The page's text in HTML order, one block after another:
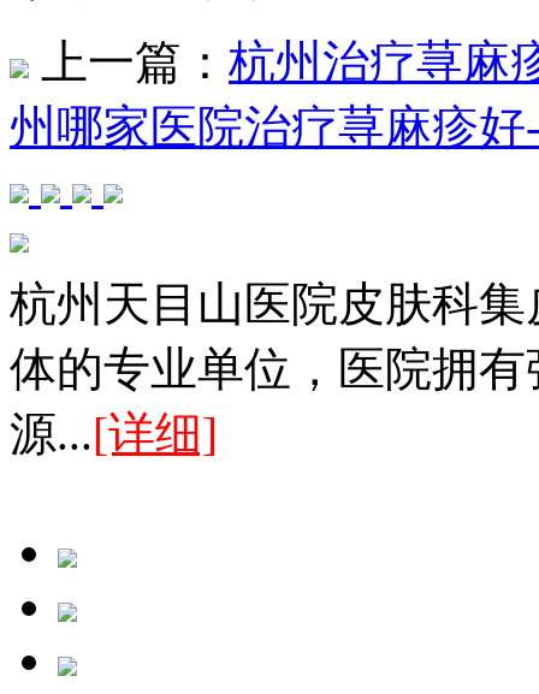
上一篇： 杭州治疗荨麻
州哪家医院治疗荨麻疹
杭州天目山医院皮肤科
体的专业单位，医院拥
源...[详细]